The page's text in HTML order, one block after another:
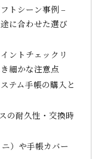
トシーン事例 –
に合わせた選び
ントチェックリ
細かな注意点
テム手帳の購入と
の耐久性・交換時
）や手帳カバー